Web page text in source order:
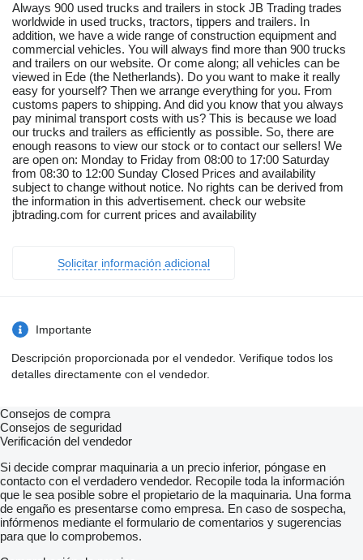
Always 900 used trucks and trailers in stock JB Trading trades
worldwide in used trucks, tractors, tippers and trailers. In
addition, we have a wide range of construction equipment and
commercial vehicles. You will always find more than 900 trucks
and trailers on our website. Or come along; all vehicles can be
viewed in Ede (the Netherlands). Do you want to make it really
easy for yourself? Then we arrange everything for you. From
customs papers to shipping. And did you know that you always
pay minimal transport costs with us? This is because we load
our trucks and trailers as efficiently as possible. So, there are
enough reasons to view our stock or to contact our sellers! We
are open on: Monday to Friday from 08:00 to 17:00 Saturday
from 08:30 to 12:00 Sunday Closed Prices and availability
subject to change without notice. No rights can be derived from
the information in this advertisement. check our website
jbtrading.com for current prices and availability
Solicitar información adicional
Importante
Descripción proporcionada por el vendedor. Verifique todos los
detalles directamente con el vendedor.
Consejos de compra
Consejos de seguridad
Verificación del vendedor
Si decide comprar maquinaria a un precio inferior, póngase en
contacto con el verdadero vendedor. Recopile toda la información
que le sea posible sobre el propietario de la maquinaria. Una forma
de engaño es presentarse como empresa. En caso de sospecha,
infórmenos mediante el formulario de comentarios y sugerencias
para que lo comprobemos.